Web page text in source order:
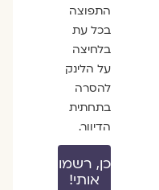
התפוצה
בכל עת
בלחיצה
על הלינק
להסרה
בתחתית
הדיוור.
כן, רשמו
אותי!